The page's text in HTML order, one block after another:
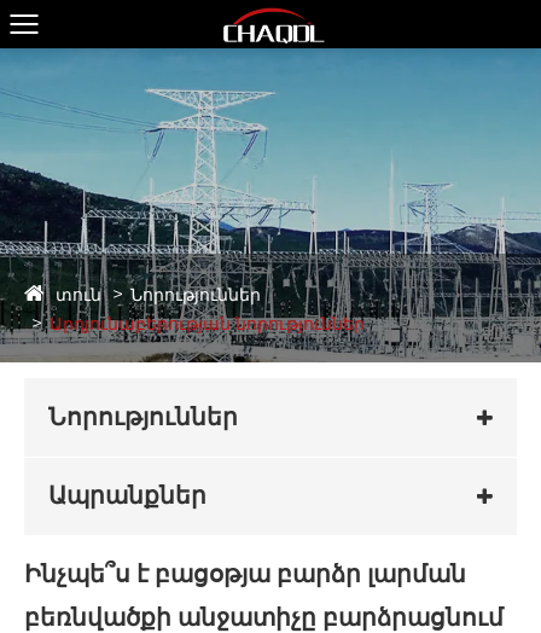
տուն
Նորություններ
Արդյունաբերության նորություններ
Նորություններ
Ապրանքներ
Ինչպե՞ս է բացօթյա բարձր լարման
բեռնվածքի անջատիչը բարձրացնում